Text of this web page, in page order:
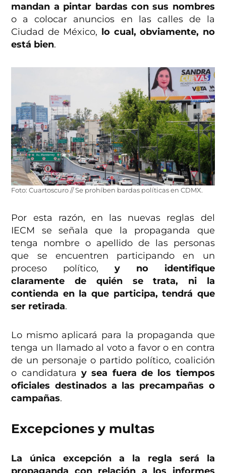
mandan a pintar bardas con sus nombres
o a colocar anuncios en las calles de la
Ciudad de México, lo cual, obviamente, no
está bien.
Foto: Cuartoscuro // Se prohíben bardas políticas en CDMX.
Por esta razón, en las nuevas reglas del
IECM se señala que la propaganda que
tenga nombre o apellido de las personas
que se encuentren participando en un
proceso político, y no identifique
claramente de quién se trata, ni la
contienda en la que participa, tendrá que
ser retirada.
Lo mismo aplicará para la propaganda que
tenga un llamado al voto a favor o en contra
de un personaje o partido político, coalición
o candidaturay sea fuera de los tiempos
oficiales destinados a las precampañas o
campañas.
Excepciones y multas
La única excepción a la regla será la
propaganda con relación a los informes